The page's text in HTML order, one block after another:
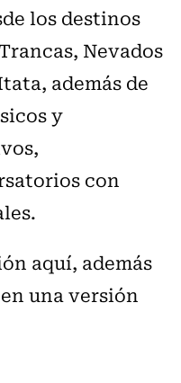
los destinos
Nevados
además de
y
con
aquí, además
una versión